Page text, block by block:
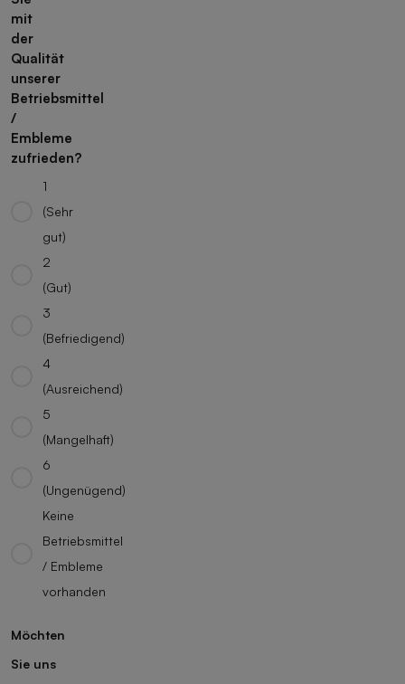
mit
der
Qualität
unserer
Betriebsmittel
/
Embleme
zufrieden?
1
(Sehr
gut)
2
(Gut)
3
(Befriedigend)
4
(Ausreichend)
5
(Mangelhaft)
6
(Ungenügend)
Keine
Betriebsmittel
/ Embleme
vorhanden
Möchten
Sie uns